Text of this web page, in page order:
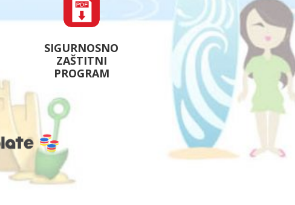
SIGURNOSNO
ZAŠTITNI
PROGRAM